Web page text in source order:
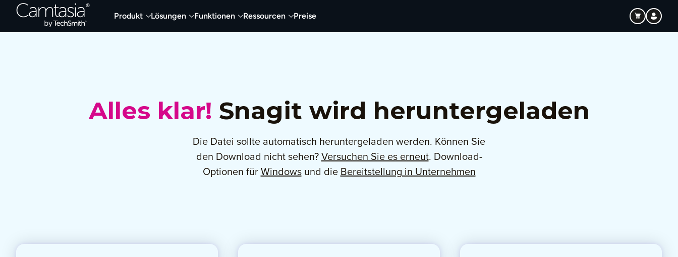
Direkt
Produkt Lösungen Funktionen Ressourcen Preise
Alles klar! Snagit wird heruntergeladen
Die Datei sollte automatisch heruntergeladen werden. Können Sie
den Download nicht sehen? Versuchen Sie es erneut. Download-
Optionen für Windowsund die Bereitstellung in Unternehmen